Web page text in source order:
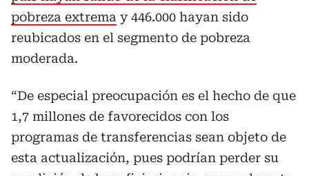
pobreza extrema y 446.000 hayan sido
reubicados en el segmento de pobreza
moderada.
“De especial preocupación es el hecho de que
1,7 millones de favorecidos con los
programas de transferencias sean objeto de
esta actualización, pues podrían perder su